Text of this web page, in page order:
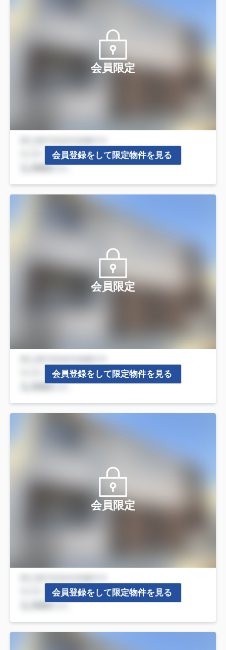
会員限定
会員登録をして限定物件を見る
会員限定
会員登録をして限定物件を見る
会員限定
会員登録をして限定物件を見る